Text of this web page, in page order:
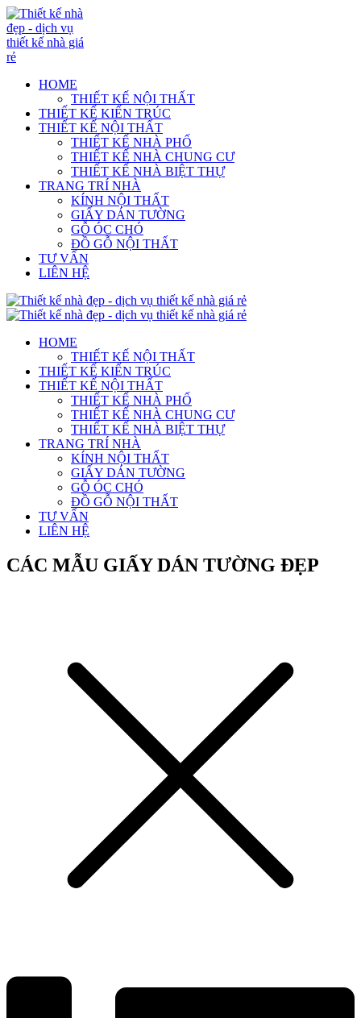
HOME
THIẾT KẾ NỘI THẤT
THIẾT KẾ KIẾN TRÚC
THIẾT KẾ NỘI THẤT
THIẾT KẾ NHÀ PHỐ
THIẾT KẾ NHÀ CHUNG CƯ
THIẾT KẾ NHÀ BIỆT THỰ
TRANG TRÍ NHÀ
KÍNH NỘI THẤT
GIẤY DÁN TƯỜNG
GỖ ÓC CHÓ
ĐỒ GỖ NỘI THẤT
TƯ VẤN
LIÊN HỆ
HOME
THIẾT KẾ NỘI THẤT
THIẾT KẾ KIẾN TRÚC
THIẾT KẾ NỘI THẤT
THIẾT KẾ NHÀ PHỐ
THIẾT KẾ NHÀ CHUNG CƯ
THIẾT KẾ NHÀ BIỆT THỰ
TRANG TRÍ NHÀ
KÍNH NỘI THẤT
GIẤY DÁN TƯỜNG
GỖ ÓC CHÓ
ĐỒ GỖ NỘI THẤT
TƯ VẤN
LIÊN HỆ
CÁC MẪU GIẤY DÁN TƯỜNG ĐẸP